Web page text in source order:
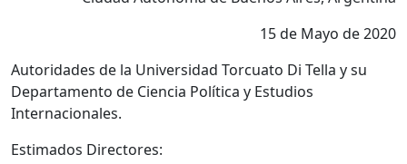
15 de Mayo de 2020
Autoridades de la Universidad Torcuato Di Tella y su
Departamento de Ciencia Política y Estudios
Internacionales.
Estimados Directores: